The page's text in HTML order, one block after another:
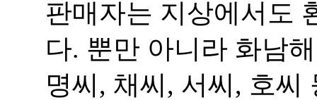
판매자는 지상에서도
다. 뿐만 아니라 화남
명씨, 채씨, 서씨, 호